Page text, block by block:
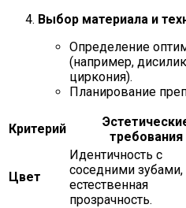
Выбор материала и
Определение
(например,
циркония).
Планирование
Критерий
требования
Цвет
Идентичность с
соседними зубами,
естественная
прозрачность.